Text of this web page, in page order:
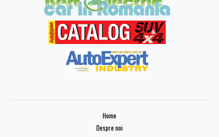
Home
Despre noi